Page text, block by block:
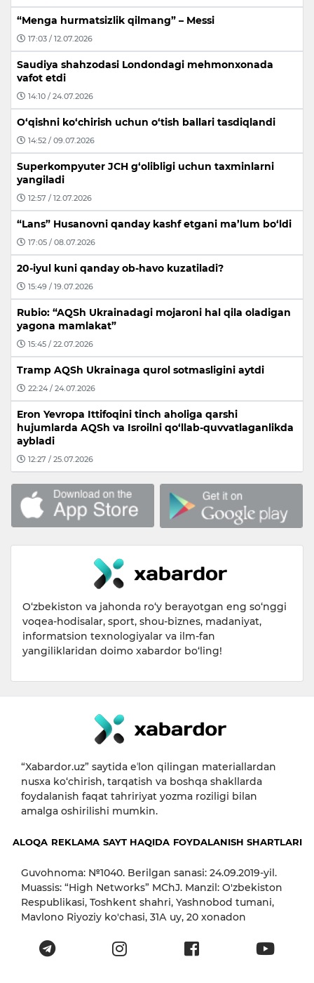
“Menga hurmatsizlik qilmang” – Messi
17:03 / 12.07.2026
Saudiya shahzodasi Londondagi mehmonxonada
vafot etdi
14:10 / 24.07.2026
O‘qishni ko‘chirish uchun o‘tish ballari tasdiqlandi
14:52 / 09.07.2026
Superkompyuter JCH g‘olibligi uchun taxminlarni
yangiladi
12:57 / 12.07.2026
“Lans” Husanovni qanday kashf etgani ma’lum bo‘ldi
17:05 / 08.07.2026
20-iyul kuni qanday ob-havo kuzatiladi?
15:49 / 19.07.2026
Rubio: “AQSh Ukrainadagi mojaroni hal qila oladigan
yagona mamlakat”
15:45 / 22.07.2026
Tramp AQSh Ukrainaga qurol sotmasligini aytdi
22:24 / 24.07.2026
Eron Yevropa Ittifoqini tinch aholiga qarshi
hujumlarda AQSh va Isroilni qo‘llab-quvvatlaganlikda
aybladi
12:27 / 25.07.2026
O‘zbekiston va jahonda ro‘y berayotgan eng so‘nggi
voqea-hodisalar, sport, shou-biznes, madaniyat,
informatsion texnologiyalar va ilm-fan
yangiliklaridan doimo xabardor bo‘ling!
“Xabardor.uz” saytida eʼlon qilingan materiallardan
nusxa ko‘chirish, tarqatish va boshqa shakllarda
foydalanish faqat tahririyat yozma roziligi bilan
amalga oshirilishi mumkin.
ALOQA REKLAMA SAYT HAQIDA FOYDALANISH SHARTLARI
Guvohnoma: №1040. Berilgan sanasi: 24.09.2019-yil.
Muassis: “High Networks” MChJ. Manzil: O'zbekiston
Respublikasi, Toshkent shahri, Yashnobod tumani,
Mavlono Riyoziy ko'chasi, 31А uy, 20 xonadon